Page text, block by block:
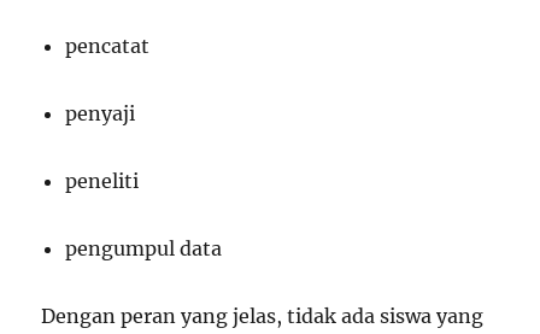
pencatat
penyaji
peneliti
pengumpul data
Dengan peran yang jelas, tidak ada siswa yang